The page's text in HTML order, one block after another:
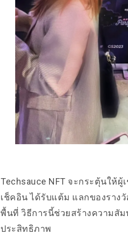
Techsauce NFT จะกระตุ้นให้
เช็คอิน ได้รับแต้ม แลกของราง
พื้นที่ วิธีการนี้ช่วยสร้างความสั
ประสิทธิภาพ